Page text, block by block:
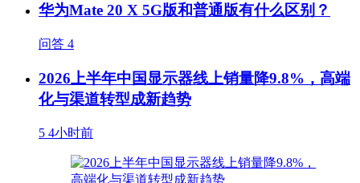
华为Mate 20 X 5G版和普通版有什么区别？
问答 4
2026上半年中国显示器线上销量降9.8%，高端
化与渠道转型成新趋势
5 4小时前